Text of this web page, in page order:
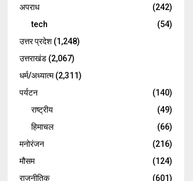
अपराध
(242)
tech
(54)
उत्तर प्रदेश(1,248)
उत्तराखंड (2,067)
धर्म/अध्यात्म(2,311)
पर्यटन
(140)
राष्ट्रीय
(49)
हिमाचल
(66)
मनोरंजन
(216)
मौसम
(124)
राजनीतिक
(601)